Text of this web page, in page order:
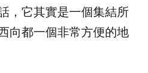
，它其實是一個集結所
向都一個非常方便的地